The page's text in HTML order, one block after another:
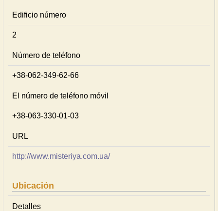
Edificio número
2
Número de teléfono
+38-062-349-62-66
El número de teléfono móvil
+38-063-330-01-03
URL
http://www.misteriya.com.ua/
Ubicación
Detalles